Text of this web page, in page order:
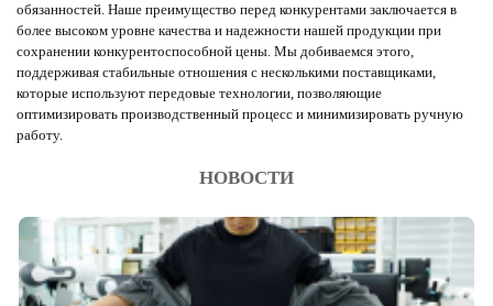
обязанностей. Наше преимущество перед конкурентами заключается в
более высоком уровне качества и надежности нашей продукции при
сохранении конкурентоспособной цены. Мы добиваемся этого,
поддерживая стабильные отношения с несколькими поставщиками,
которые используют передовые технологии, позволяющие
оптимизировать производственный процесс и минимизировать ручную
работу.
НОВОСТИ